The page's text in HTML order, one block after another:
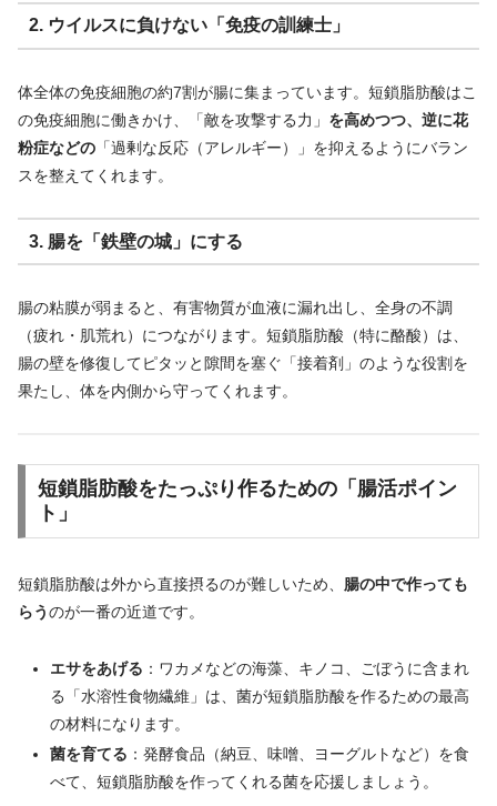
2. ウイルスに負けない「免疫の訓練士」
体全体の免疫細胞の約7割が腸に集まっています。短鎖脂肪酸はこ
の免疫細胞に働きかけ、「敵を攻撃する力」 を高めつつ、逆に花
粉症などの 「過剰な反応（アレルギー）」を抑えるようにバラン
スを整えてくれます。
3. 腸を「鉄壁の城」にする
腸の粘膜が弱まると、有害物質が血液に漏れ出し、全身の不調
（疲れ・肌荒れ）につながります。短鎖脂肪酸（特に酪酸）は、
腸の壁を修復してピタッと隙間を塞ぐ「接着剤」のような役割を
果たし、体を内側から守ってくれます。
短鎖脂肪酸をたっぷり作るための「腸活ポイン
ト」
短鎖脂肪酸は外から直接摂るのが難しいため、 腸の中で作っても
らうのが一番の近道です。
エサをあげる ：ワカメなどの海藻、キノコ、ごぼうに含まれ
る「水溶性食物繊維」は、菌が短鎖脂肪酸を作るための最高
の材料になります。
菌を育てる ：発酵食品（納豆、味噌、ヨーグルトなど）を食
べて、短鎖脂肪酸を作ってくれる菌を応援しましょう。